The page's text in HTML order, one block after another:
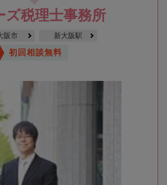
ズ税理士事務所
阪市 新大阪駅
初回相談無料